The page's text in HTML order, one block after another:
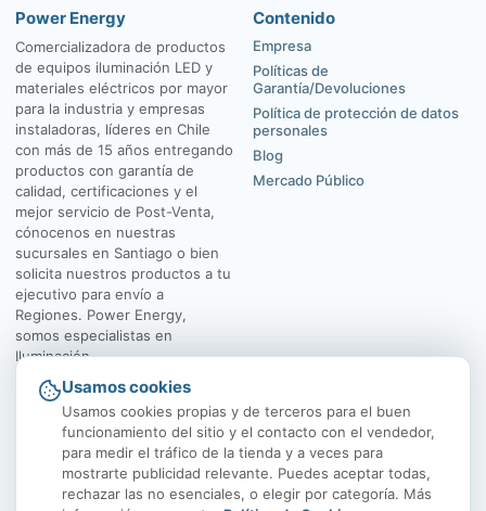
Power Energy
Comercializadora de productos
de equipos iluminación LED y
materiales eléctricos por mayor
para la industria y empresas
instaladoras, líderes en Chile
con más de 15 años entregando
productos con garantía de
calidad, certificaciones y el
mejor servicio de Post-Venta,
cónocenos en nuestras
sucursales en Santiago o bien
solicita nuestros productos a tu
ejecutivo para envío a
Regiones. Power Energy,
somos especialistas en
Iluminación.
Contenido
Empresa
Políticas de
Garantía/Devoluciones
Política de protección de datos
personales
Blog
Mercado Público
El Rosal 4547, Huechuraba
Usamos cookies
Usamos cookies propias y de terceros para el buen
funcionamiento del sitio y el contacto con el vendedor,
para medir el tráfico de la tienda y a veces para
mostrarte publicidad relevante. Puedes aceptar todas,
rechazar las no esenciales, o elegir por categoría. Más